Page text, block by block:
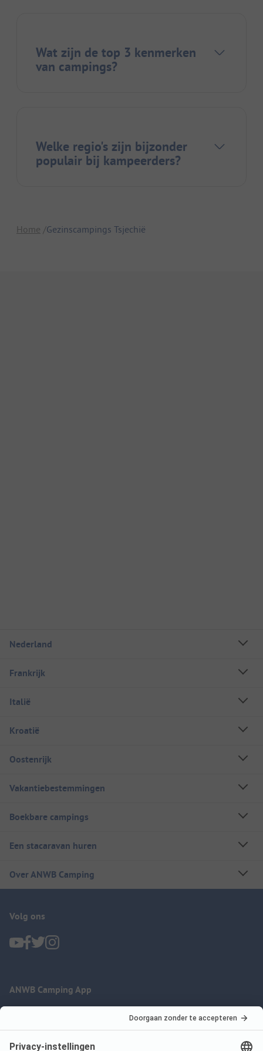
Wat zijn de top 3 kenmerken
van campings?
Welke regio's zijn bijzonder
populair bij kampeerders?
Home Gezinscampings Tsjechië
Nederland
Frankrijk
Italië
Kroatië
Oostenrijk
Vakantiebestemmingen
Boekbare campings
Een stacaravan huren
Over ANWB Camping
Volg ons
ANWB Camping App